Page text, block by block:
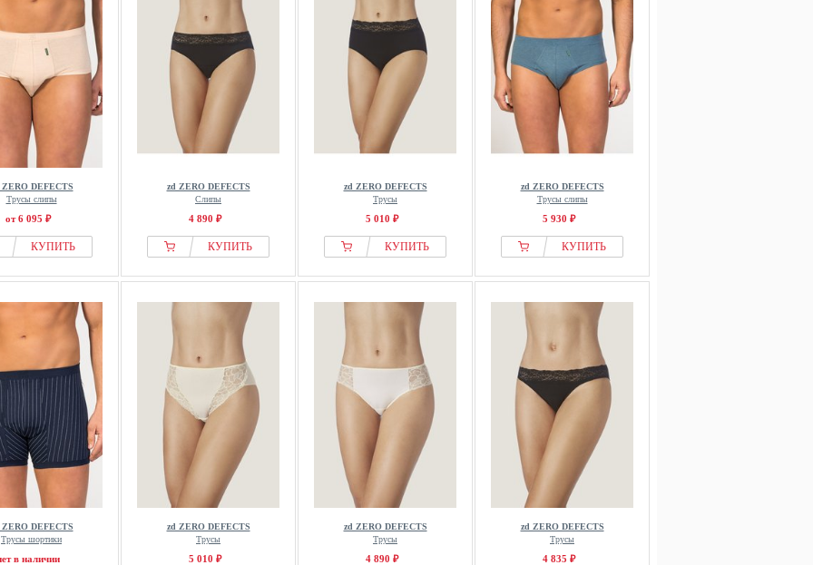
ZERO DEFECTS
Трусы слипы
от 6 095 ₽
КУПИТЬ
zd ZERO DEFECTS
Слипы
4 890 ₽
КУПИТЬ
zd ZERO DEFECTS
Трусы
5 010 ₽
КУПИТЬ
zd ZERO DEFECTS
Трусы слипы
5 930 ₽
КУПИТЬ
ZERO DEFECTS
Трусы шортики
в наличии
zd ZERO DEFECTS
Трусы
5 010 ₽
zd ZERO DEFECTS
Трусы
4 890 ₽
zd ZERO DEFECTS
Трусы
4 835 ₽